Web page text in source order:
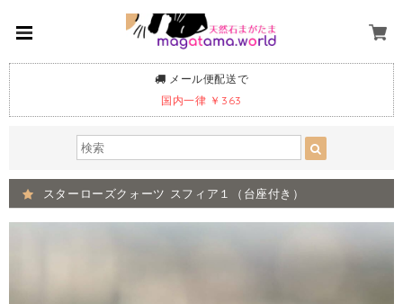
メール便配送で
国内一律 ￥363
スターローズクォーツ スフィア１（台座付き）